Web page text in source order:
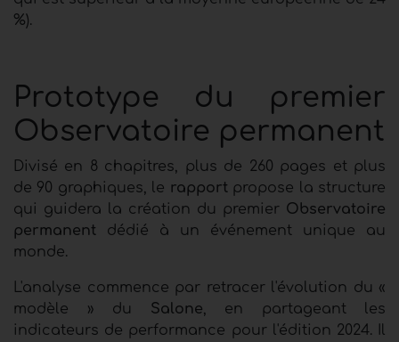
%).
Prototype du premier
Observatoire permanent
Divisé en 8 chapitres, plus de 260 pages et plus
de 90 graphiques, le rapport propose la structure
qui guidera la création du premier Observatoire
permanent dédié à un événement unique au
monde.
L'analyse commence par retracer l'évolution du «
modèle » du Salone , en partageant les
indicateurs de performance pour l'édition 2024. Il